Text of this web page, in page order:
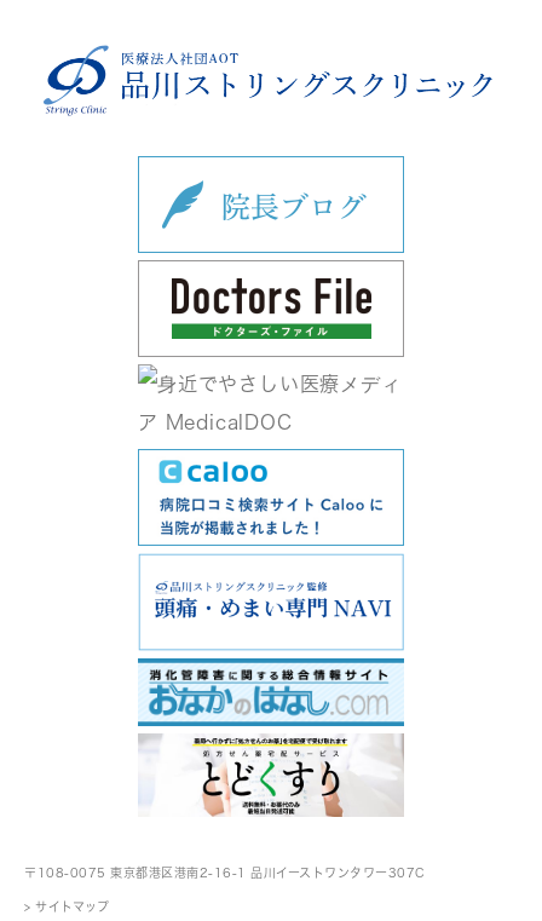
〒108-0075 東京都港区港南2-16-1 品川イーストワンタワー307C
> サイトマップ